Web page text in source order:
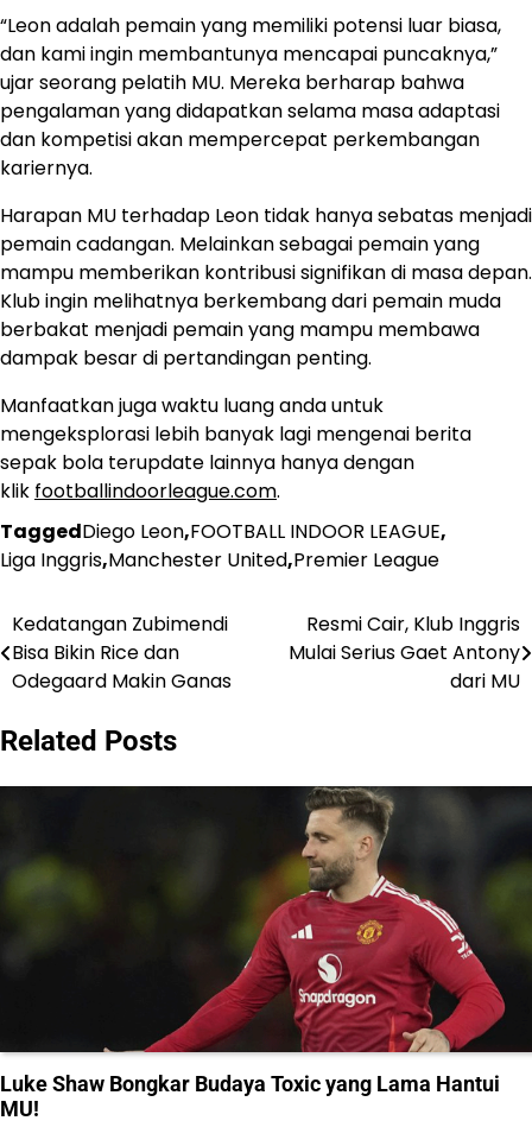
“Leon adalah pemain yang memiliki potensi luar biasa,
dan kami ingin membantunya mencapai puncaknya,”
ujar seorang pelatih MU. Mereka berharap bahwa
pengalaman yang didapatkan selama masa adaptasi
dan kompetisi akan mempercepat perkembangan
kariernya.
Harapan MU terhadap Leon tidak hanya sebatas menjadi
pemain cadangan. Melainkan sebagai pemain yang
mampu memberikan kontribusi signifikan di masa depan.
Klub ingin melihatnya berkembang dari pemain muda
berbakat menjadi pemain yang mampu membawa
dampak besar di pertandingan penting.
Manfaatkan juga waktu luang anda untuk
mengeksplorasi lebih banyak lagi mengenai berita
sepak bola terupdate lainnya hanya dengan
klik footballindoorleague.com.
TaggedDiego Leon,FOOTBALL INDOOR LEAGUE,
Liga Inggris,Manchester United,Premier League
Post
navigation
Kedatangan Zubimendi
Bisa Bikin Rice dan
Odegaard Makin Ganas
Resmi Cair, Klub Inggris
Mulai Serius Gaet Antony
dari MU
Related Posts
Luke Shaw Bongkar Budaya Toxic yang Lama Hantui
MU!